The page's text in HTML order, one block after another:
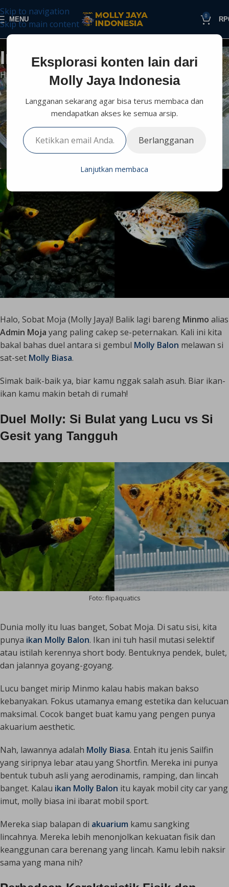
Skip to navigation
Skip to main content
MENU 0 RP
Informasi Perikanan
Home Budidaya Informasi Lain
INFORMASI LAIN
Ikan Molly Balon vs Molly Biasa:
Perbedaan Cara Perawatan yang
Wajib Anda Tahu
Halo, Sobat Moja (Molly Jaya)! Balik lagi bareng Minmo alias
Admin Moja yang paling cakep se-peternakan. Kali ini kita
bakal bahas duel antara si gembul Molly Balon melawan si
sat-set Molly Biasa.
Simak baik-baik ya, biar kamu nggak salah asuh. Biar ikan-
ikan kamu makin betah di rumah!
Duel Molly: Si Bulat yang Lucu vs Si
Gesit yang Tangguh
Foto: flipaquatics
Dunia molly itu luas banget, Sobat Moja. Di satu sisi, kita
punya ikan Molly Balon. Ikan ini tuh hasil mutasi selektif
atau istilah kerennya short body. Bentuknya pendek, bulet,
dan jalannya goyang-goyang.
Lucu banget mirip Minmo kalau habis makan bakso
kebanyakan. Fokus utamanya emang estetika dan kelucuan
maksimal. Cocok banget buat kamu yang pengen punya
akuarium aesthetic.
Nah, lawannya adalah Molly Biasa. Entah itu jenis Sailfin
yang siripnya lebar atau yangShortfin. Mereka ini punya
bentuk tubuh asli yang aerodinamis, ramping, dan lincah
banget. Kalau ikan Molly Balon itu kayak mobil city caryang
imut, molly biasa ini ibarat mobil sport.
Mereka siap balapan di akuarium kamu sangking
lincahnya. Mereka lebih menonjolkan kekuatan fisik dan
keanggunan cara berenang yang lincah. Kamu lebih naksir
sama yang mana nih?
Eksplorasi konten lain dari
Molly Jaya Indonesia
Langganan sekarang agar bisa terus membaca dan
mendapatkan akses ke semua arsip.
Berlangganan
Lanjutkan membaca